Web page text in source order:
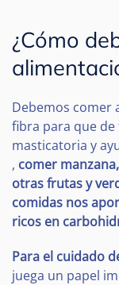
¿Cómo
Debemos comer
fibra para que
masticatoria y
, comer
otras frutas y
comidas nos
ricos en
Para el cuidado
juega un papel